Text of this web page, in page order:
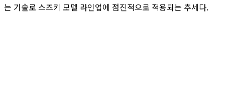
는 기술로 스즈키 모델 라인업에 점진적으로 적용되는 추세다.